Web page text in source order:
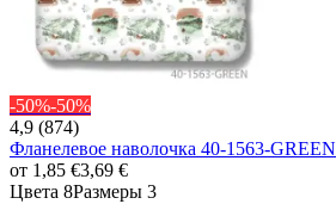
-50%-50%
4,9 (874)
Фланелевое наволочка 40-1563-GREEN
от 1,85 €3,69 €
Цвета 8Размеры 3